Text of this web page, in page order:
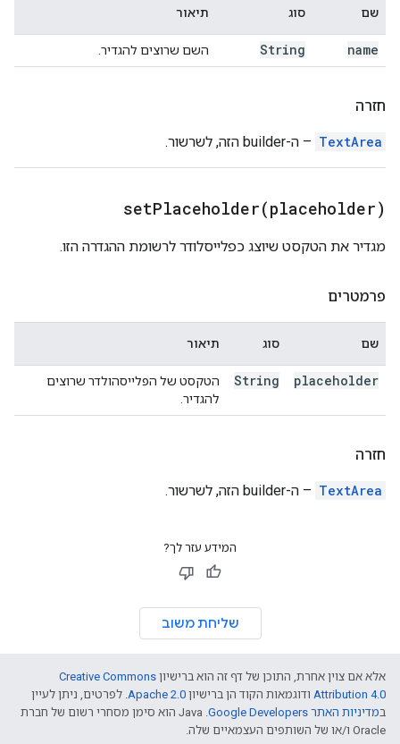
שם סוג תיאור
name
String השם שרוצים להגדיר.
חזרה
TextArea – ה-builder הזה, לשרשור.
setPlaceholder(placeholder)
מגדיר את הטקסט שיוצג כפלייסלודר לרשומת ההגדרה הזו.
פרמטרים
שם סוג תיאור
placeholder
String
הטקסט של הפלייסהולדר שרוצים
להגדיר.
חזרה
TextArea – ה-builder הזה, לשרשור.
המידע עזר לך?
שליחת משוב
אלא אם צוין אחרת, התוכן של דף זה הוא ברישיון Creative Commons
Attribution 4.0 ודוגמאות הקוד הן ברישיון Apache 2.0. לפרטים, ניתן לעיין
במדיניות האתר Google Developers‏
.‏ Java הוא סימן מסחרי רשום של חברת
Oracle ו/או של השותפים העצמאיים שלה.